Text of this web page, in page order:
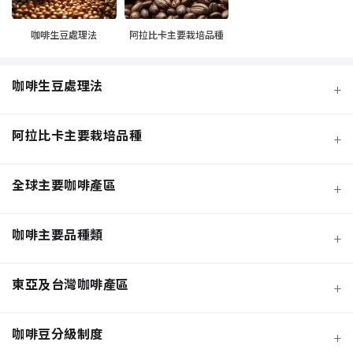
咖啡生豆處理法 阿拉比卡主要栽培品種
咖啡生豆處理法 +
阿拉比卡主要栽培品種 +
全球主要咖啡產區 +
咖啡主要品種類 +
東亞及台灣咖啡產區 +
咖啡豆分級制度 +